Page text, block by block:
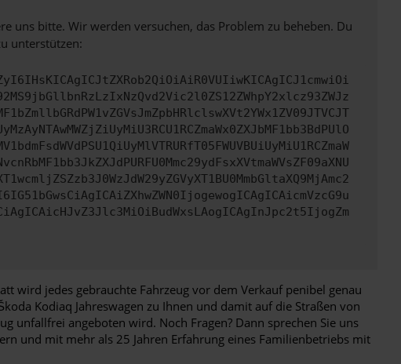
uns bitte. Wir werden versuchen, das Problem zu beheben. Du
unterstützen:
wird jedes gebrauchte Fahrzeug vor dem Verkauf penibel genau
Kodiaq Jahreswagen zu Ihnen und damit auf die Straßen von
unfallfrei angeboten wird. Noch Fragen? Dann sprechen Sie uns
und mit mehr als 25 Jahren Erfahrung eines Familienbetriebs mit